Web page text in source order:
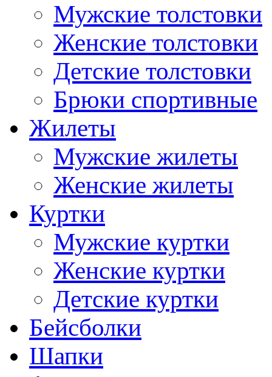
Мужские толстовки
Женские толстовки
Детские толстовки
Брюки спортивные
Жилеты
Мужские жилеты
Женские жилеты
Куртки
Мужские куртки
Женские куртки
Детские куртки
Бейсболки
Шапки